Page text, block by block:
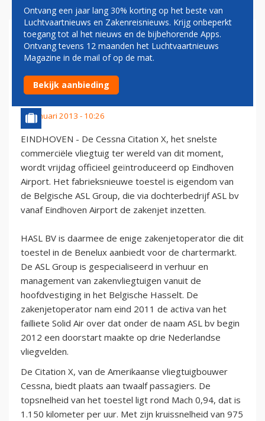
VLUCHTEN CITATION X
VANAF EINDHOVEN AIRPORT
BEGINNEN
25 januari 2013 - 10:26
EINDHOVEN - De Cessna Citation X, het snelste
commerciële vliegtuig ter wereld van dit moment,
wordt vrijdag officieel geïntroduceerd op Eindhoven
Airport. Het fabrieksnieuwe toestel is eigendom van
de Belgische ASL Group, die via dochterbedrijf ASL bv
vanaf Eindhoven Airport de zakenjet inzetten.
HASL BV is daarmee de enige zakenjetoperator die dit
toestel in de Benelux aanbiedt voor de chartermarkt.
De ASL Group is gespecialiseerd in verhuur en
management van zakenvliegtuigen vanuit de
hoofdvestiging in het Belgische Hasselt. De
zakenjetoperator nam eind 2011 de activa van het
failliete Solid Air over dat onder de naam ASL bv begin
2012 een doorstart maakte op drie Nederlandse
vliegvelden.
De Citation X, van de Amerikaanse vliegtuigbouwer
Cessna, biedt plaats aan twaalf passagiers. De
topsnelheid van het toestel ligt rond Mach 0,94, dat is
1.150 kilometer per uur. Met zijn kruissnelheid van 975
Ontvang een jaar lang 30% korting op het beste van
Luchtvaartnieuws en Zakenreisnieuws. Krijg onbeperkt
toegang tot al het nieuws en de bijbehorende Apps.
Ontvang tevens 12 maanden het Luchtvaartnieuws
Magazine in de mail of op de mat.
Bekijk aanbieding